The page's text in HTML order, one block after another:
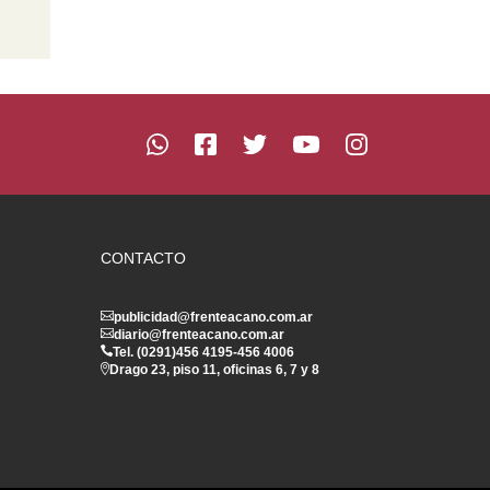
CONTACTO
publicidad@frenteacano.com.ar
diario@frenteacano.com.ar
Tel. (0291)456 4195-456 4006
Drago 23, piso 11, oficinas 6, 7 y 8